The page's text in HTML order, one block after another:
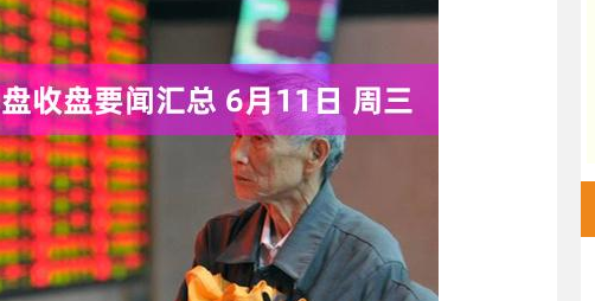
0.57% 深证成指 14110.12 -34.08